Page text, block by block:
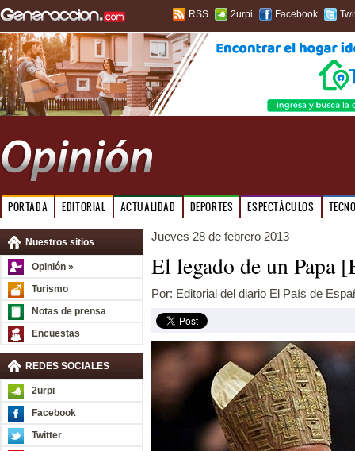
RSS 2urpi Facebook
PORTADA EDITORIAL ACTUALIDAD DEPORTES ESPECTÁCULOS
Nuestros sitios
Opinión »
Turismo
Notas de prensa
Encuestas
REDES SOCIALES
2urpi
Facebook
Twitter
Jueves 28 de febrero 2013
El legado de un Papa
Por: Editorial del diario El País de